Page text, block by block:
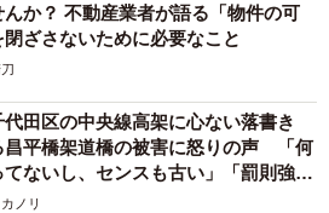
んか？ 不動産業者が語る「物件の可
ざさないために必要なこと
代田区の中央線高架に心ない落書き
昌平橋架道橋の被害に怒りの声 「何
てないし、センスも古い」「罰則強化
ノリ